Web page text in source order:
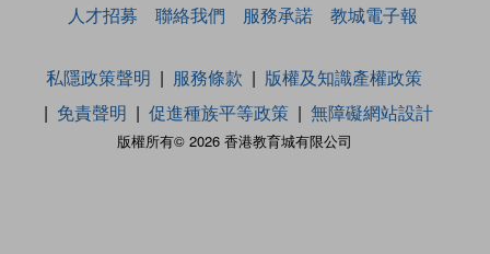
人才招募
聯絡我們 服務承諾 教城電子報
版權所有© 2026 香港教育城有限公司
私隱政策聲明 服務條款
版權及知識產權政策
免責聲明
促進種族平等政策 無障礙網站設計